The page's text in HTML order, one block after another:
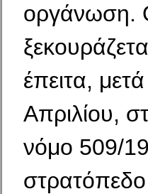
οργάνωση.
έπειτα,
Απριλίου,
νόμο 509/